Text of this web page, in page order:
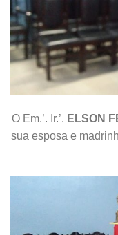
O Em.’. Ir.’. ELSON
sua esposa e